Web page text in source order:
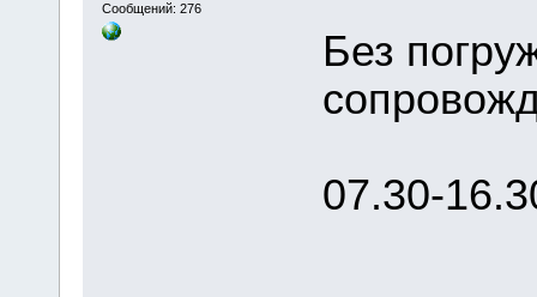
Сообщений: 276
Без
07.30-